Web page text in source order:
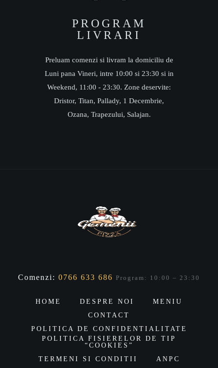
PROGRAM
LIVRARI
Preluam comenzi si livram la domiciliu de
Luni pana Vineri, intre 10:00 si 23:30 si in
Weekend, 11:00 - 23:30. Zone deservite:
Dristor, Titan, Pallady, 1 Decembrie,
Ozana, Trapezului, Salajan.
Comenzi: 0766 633 686 Program: 10:00 – 23:30
HOME DESPRE NOI
MENIU
CONTACT
POLITICA DE CONFIDENTIALITATE
POLITICA FISIERELOR DE TIP
“COOKIES”
TERMENI SI CONDITII
ANPC